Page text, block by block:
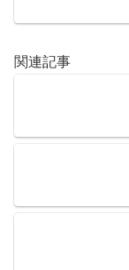
関連記事